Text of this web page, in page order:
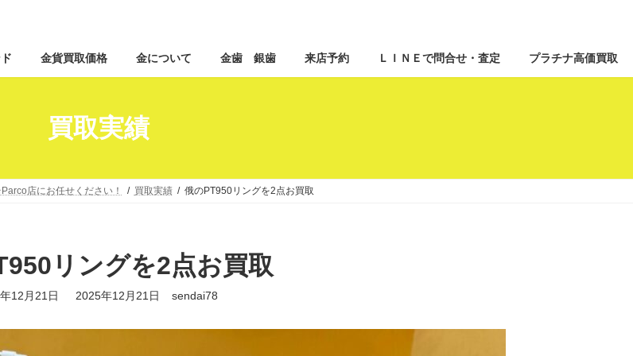
ン
テ
ツ
へ
ッ
プ
ビ
ゲ
シ
ョ
移
動
金貨買取価格 金について 金歯 銀歯 来店予約 ＬＩＮＥで問合せ・査定 プラチナ高価買取
買取実績
店にお任せください！ 買取実績 俄のPT950リングを2点お買取
リングを2点お買取
12月21日
最
2025年12月21日 sendai78